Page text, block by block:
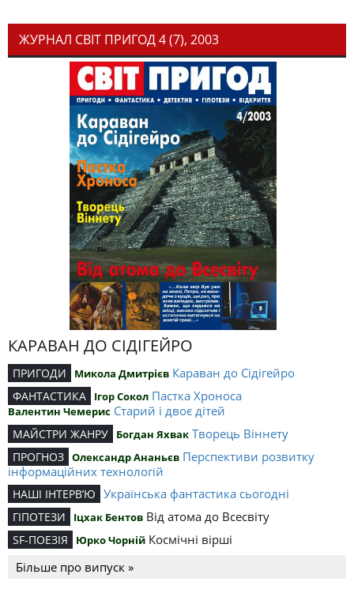
ЖУРНАЛ СВІТ ПРИГОД 4 (7), 2003
КАРАВАН ДО СІДІГЕЙРО
ПРИГОДИ Микола Дмитрієв Караван до Сідігейро
ФАНТАСТИКА Ігор Сокол Пастка Хроноса
Валентин Чемерис Старий і двоє дітей
МАЙСТРИ ЖАНРУ Богдан Яхвак Творець Віннету
ПРОГНОЗ Олександр Ананьєв Перспективи розвитку
інформаційних технологій
НАШІ ІНТЕРВ’Ю Українська фантастика сьогодні
ГІПОТЕЗИ Іцхак Бентов Від атома до Всесвіту
SF-ПОЕЗІЯ Юрко Чорній Космічні вірші
Більше про випуск »